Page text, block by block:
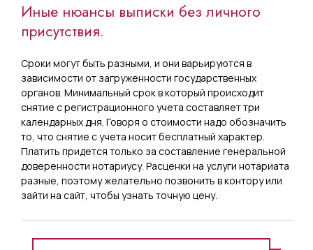
Иные нюансы выписки без личного
присутствия.
Сроки могут быть разными, и они варьируются в
зависимости от загруженности государственных
органов. Минимальный срок в который происходит
снятие с регистрационного учета составляет три
календарных дня. Говоря о стоимости надо обозначить
то, что снятие с учета носит бесплатный характер.
Платить придется только за составление генеральной
доверенности нотариусу. Расценки на услуги нотариата
разные, поэтому желательно позвонить в контору или
зайти на сайт, чтобы узнать точную цену.